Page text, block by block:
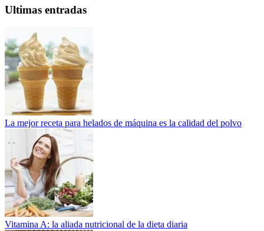
Ultimas entradas
La mejor receta para helados de máquina es la calidad del polvo
Vitamina A: la aliada nutricional de la dieta diaria